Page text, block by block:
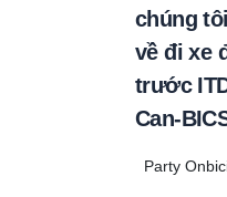
chúng
về đi xe
trước
Can-
Party